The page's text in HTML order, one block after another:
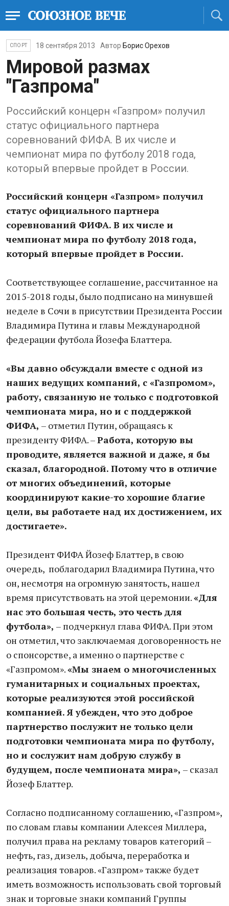
СПОРТ 18 сентября 2013 Автор Борис Орехов
Мировой размах
"Газпрома"
Российский концерн «Газпром» получил
статус официального партнера
соревнований ФИФА. В их числе и
чемпионат мира по футболу 2018 года,
который впервые пройдет в России.
Российский концерн «Газпром» получил
статус официального партнера
соревнований ФИФА. В их числе и
чемпионат мира по футболу 2018 года,
который впервые пройдет в России.
Соответствующее соглашение, рассчитанное на
2015-2018 годы, было подписано на минувшей
неделе в Сочи в присутствии Президента России
Владимира Путина и главы Международной
федерации футбола Йозефа Блаттера.
«Вы давно обсуждали вместе с одной из
наших ведущих компаний, с «Газпромом»,
работу, связанную не только с подготовкой
чемпионата мира, но и с поддержкой
ФИФА, – отметил Путин, обращаясь к
президенту ФИФА. –Работа, которую вы
проводите, является важной и даже, я бы
сказал, благородной. Потому что в отличие
от многих объединений, которые
координируют какие-то хорошие благие
цели, вы работаете над их достижением, их
достигаете».
Президент ФИФА Йозеф Блаттер, в свою
очередь, поблагодарил Владимира Путина, что
он, несмотря на огромную занятость, нашел
время присутствовать на этой церемонии.«Для
нас это большая честь, это честь для
футбола», – подчеркнул глава ФИФА. При этом
он отметил, что заключаемая договоренность не
о спонсорстве, а именно о партнерстве с
«Газпромом».«Мы знаем о многочисленных
гуманитарных и социальных проектах,
которые реализуются этой российской
компанией. Я убежден, что это доброе
партнерство послужит не только цели
подготовки чемпионата мира по футболу,
но и сослужит нам добрую службу в
будущем, после чемпионата мира», – сказал
Йозеф Блаттер.
Согласно подписанному соглашению, «Газпром»,
по словам главы компании Алексея Миллера,
получил права на рекламу товаров категорий –
нефть, газ, дизель, добыча, переработка и
реализация товаров. «Газпром» также будет
иметь возможность использовать свой торговый
знак и торговые знаки компаний Группы